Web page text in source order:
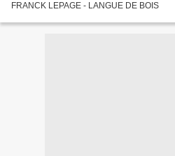
FRANCK LEPAGE - LANGUE DE BOIS